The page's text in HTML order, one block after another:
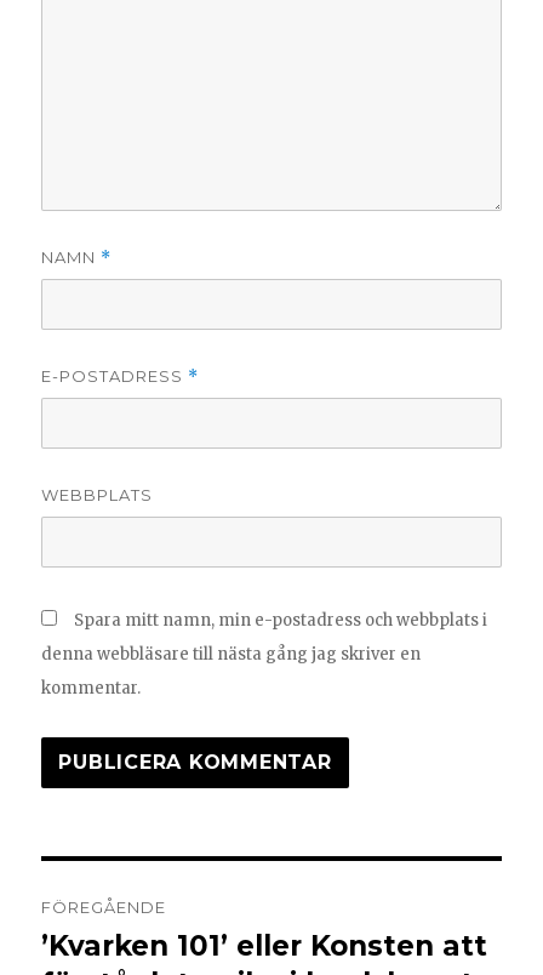
NAMN *
E-POSTADRESS *
WEBBPLATS
Spara mitt namn, min e-postadress och webbplats i
denna webbläsare till nästa gång jag skriver en
kommentar.
FÖREGÅENDE
’Kvarken 101’ eller Konsten att